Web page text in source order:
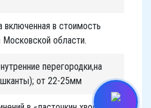
включенная в стоимость
области.
перегородки,на
от 22-25мм